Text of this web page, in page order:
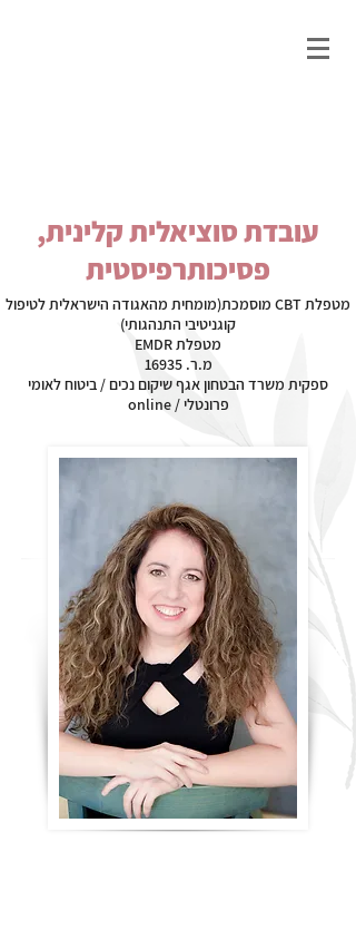
עובדת סוציאלית קלינית,
פסיכותרפיסטית
מטפלת CBT מוסמכת(מומחית מהאגודה הישראלית לטיפול
קוגניטיבי התנהגותי)
מטפלת EMDR
מ.ר. 16935
ספקית משרד הבטחון אגף שיקום נכים / ביטוח לאומי
פרונטלי / online